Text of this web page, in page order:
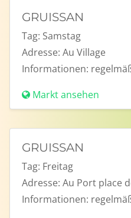
GRUISSAN
Tag: Samstag
Adresse: Au Village
Informationen:
Markt ansehen
GRUISSAN
Tag: Freitag
Adresse: Au Port place
Informationen: